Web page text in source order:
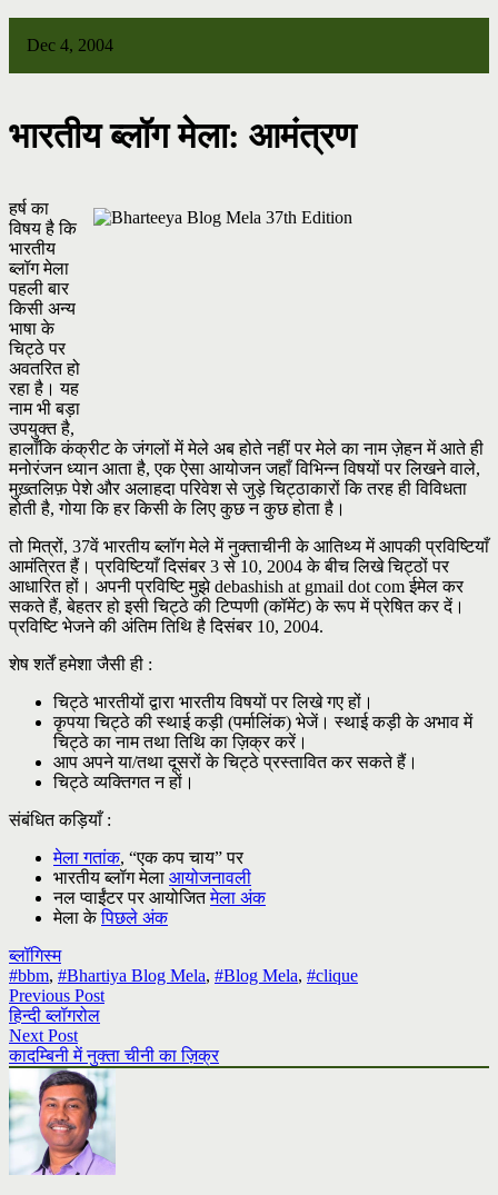
Dec 4, 2004
भारतीय ब्लॉग मेला: आमंत्रण
हर्ष का
विषय है कि
भारतीय
ब्लॉग मेला
पहली बार
किसी अन्य
भाषा के
चिट्ठे पर
अवतरित हो
रहा है। यह
नाम भी बड़ा
उपयुक्त है,
हालाँकि कंक्रीट के जंगलों में मेले अब होते नहीं पर मेले का नाम ज़ेहन में आते ही
मनोरंजन ध्यान आता है, एक ऐसा आयोजन जहाँ विभिन्न विषयों पर लिखने वाले,
मुख़्तलिफ़ पेशे और अलाहदा परिवेश से जुड़े चिट्ठाकारों कि तरह ही विविधता
होती है, गोया कि हर किसी के लिए कुछ न कुछ होता है।
तो मित्रों, 37वें भारतीय ब्लॉग मेले में नुक्ताचीनी के आतिथ्य में आपकी प्रविष्टियाँ
आमंत्रित हैं। प्रविष्टियाँ दिसंबर 3 से 10, 2004 के बीच लिखे चिट्ठों पर
आधारित हों। अपनी प्रविष्टि मुझे debashish at gmail dot com ईमेल कर
सकते हैं, बेहतर हो इसी चिट्ठे की टिप्पणी (कॉमेंट) के रूप में प्रेषित कर दें।
प्रविष्टि भेजने की अंतिम तिथि है दिसंबर 10, 2004.
शेष शर्तें हमेशा जैसी ही :
चिट्ठे भारतीयों द्वारा भारतीय विषयों पर लिखे गए हों।
कृपया चिट्ठे की स्थाई कड़ी (पर्मालिंक) भेजें। स्थाई कड़ी के अभाव में
चिट्ठे का नाम तथा तिथि का ज़िक्र करें।
आप अपने या/तथा दूसरों के चिट्ठे प्रस्तावित कर सकते हैं।
चिट्ठे व्यक्तिगत न हों।
संबंधित कड़ियाँ :
मेला गतांक, “एक कप चाय” पर
भारतीय ब्लॉग मेला आयोजनावली
नल प्वाईंटर पर आयोजितमेला अंक
मेला केपिछले अंक
ब्लॉगिस्म
#bbm, #Bhartiya Blog Mela, #Blog Mela, #clique
Previous Post
हिन्दी ब्लॉगरोल
Next Post
कादम्बिनी में नुक्ता चीनी का ज़िक्र